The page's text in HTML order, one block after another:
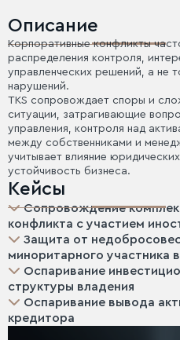
Описание
Корпоративные конфликты
распределения контроля,
управленческих решений, а не
нарушений.
TKS сопровождает споры и
ситуации, затрагивающие
управления, контроля над
между собственниками и
учитывает влияние
устойчивость бизнеса.
Кейсы
Сопровождение
конфликта с участием
Защита от
миноритарного участника
Оспаривание
структуры владения
Оспаривание вывода
кредитора